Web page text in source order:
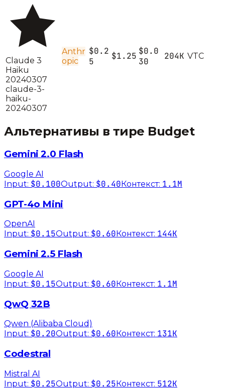
Claude 3
Haiku
20240307
claude-3-
haiku-
20240307
Anthr
opic
$0.2
5
$1.25 $0.0
30
204K VTC
Альтернативы в тире Budget
Gemini 2.0 Flash
Google AI
Input: $0.100Output: $0.40Контекст: 1.1M
GPT-4o Mini
OpenAI
Input: $0.15Output: $0.60 Контекст: 144K
Gemini 2.5 Flash
Google AI
Input: $0.15Output: $0.60Контекст: 1.1M
QwQ 32B
Qwen (Alibaba Cloud)
Input: $0.20Output: $0.60 Контекст: 131K
Codestral
Mistral AI
Input: $0.25Output: $0.25Контекст: 512K